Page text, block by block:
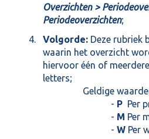
Overzichten >
Periodeoverzichten;
Volgorde: Deze rubriek
waarin het overzicht
hiervoor één of
letters;
Geldige waarden
- P Per
- M Per
- W Per